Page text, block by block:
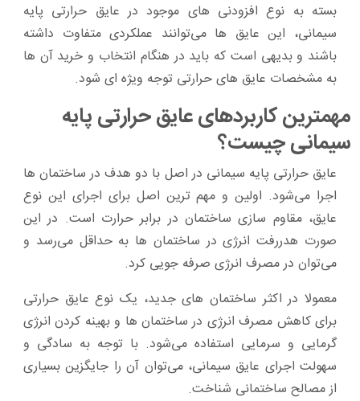
بسته به نوع افزودنی های موجود در عایق حرارتی پایه
سیمانی، این عایق ها می‌توانند عملکردی متفاوت داشته
باشند و بدیهی است که باید در هنگام انتخاب و خرید آن ها
به مشخصات عایق های حرارتی توجه ویژه ای شود.
مهمترین کاربردهای عایق حرارتی پایه
سیمانی چیست؟
عایق حرارتی پایه سیمانی در اصل با دو هدف در ساختمان ها
اجرا می‌شود. اولین و مهم ترین اصل برای اجرای این نوع
عایق، مقاوم سازی ساختمان در برابر حرارت است. در این
صورت هدررفت انرژی در ساختمان ها به حداقل می‌رسد و
می‌توان در مصرف انرژی صرفه جویی کرد.
معمولا در اکثر ساختمان های جدید، یک نوع عایق حرارتی
برای کاهش مصرف انرژی در ساختمان ها و بهینه کردن انرژی
گرمایی و سرمایی استفاده می‌شود. با توجه به سادگی و
سهولت اجرای عایق سیمانی، می‌توان آن را جایگزین بسیاری
از مصالح ساختمانی شناخت.